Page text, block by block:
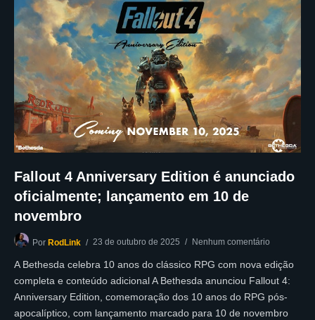
Fallout 4 Anniversary Edition é anunciado
oficialmente; lançamento em 10 de
novembro
Por RodLink 23 de outubro de 2025 Nenhum comentário
A Bethesda celebra 10 anos do clássico RPG com nova edição
completa e conteúdo adicional A Bethesda anunciou Fallout 4:
Anniversary Edition, comemoração dos 10 anos do RPG pós-
apocalíptico, com lançamento marcado para 10 de novembro